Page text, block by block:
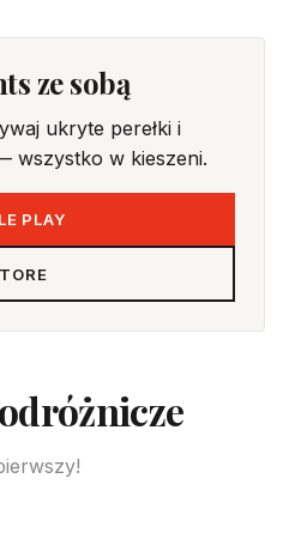
ze sobą
ukryte perełki i
wszystko w kieszeni.
PLAY